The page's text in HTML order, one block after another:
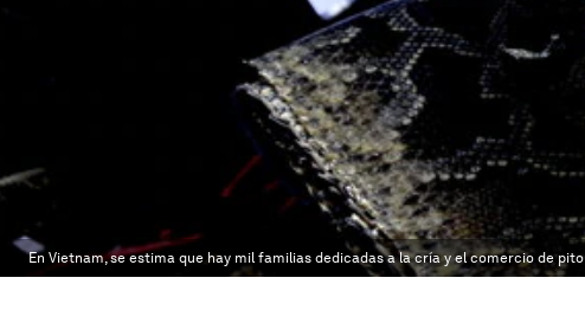
En Vietnam, se estima que hay mil familias dedicadas a la cría y el comercio de